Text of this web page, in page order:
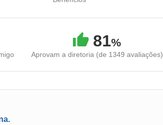
81%
Aprovam a diretoria (de 1349 avaliações)